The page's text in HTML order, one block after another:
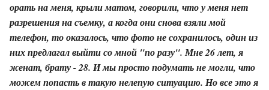
орать на меня, крыли матом, говорили, что у меня нет
разрешения на съемку, а когда они снова взяли мой
телефон, то оказалось, что фото не сохранилось, один из
них предлагал выйти со мной "по разу". Мне 26 лет, я
женат, брату - 28. И мы просто подумать не могли, что
можем попасть в такую нелепую ситуацию. Но все это я